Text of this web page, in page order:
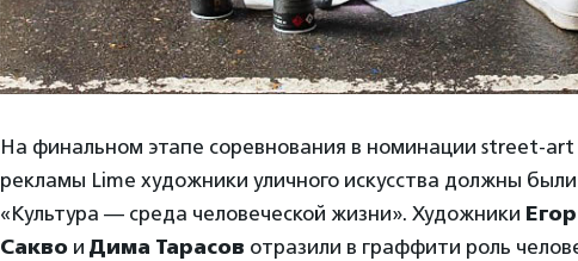
На финальном этапе соревнования в номинации street-art
рекламы Lime художники уличного искусства должны
«Культура — среда человеческой жизни». Художники
Сакво и Дима Тарасов отразили в граффити роль